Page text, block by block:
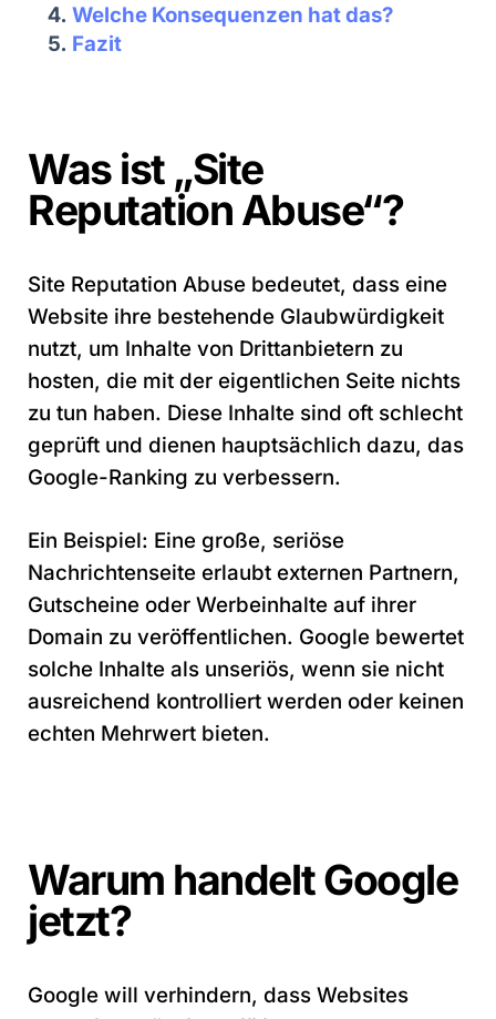
Welche Konsequenzen hat das?
Fazit
Was ist „Site
Reputation Abuse“?
Site Reputation Abuse bedeutet, dass eine
Website ihre bestehende Glaubwürdigkeit
nutzt, um Inhalte von Drittanbietern zu
hosten, die mit der eigentlichen Seite nichts
zu tun haben. Diese Inhalte sind oft schlecht
geprüft und dienen hauptsächlich dazu, das
Google-Ranking zu verbessern.
Ein Beispiel: Eine große, seriöse
Nachrichtenseite erlaubt externen Partnern,
Gutscheine oder Werbeinhalte auf ihrer
Domain zu veröffentlichen. Google bewertet
solche Inhalte als unseriös, wenn sie nicht
ausreichend kontrolliert werden oder keinen
echten Mehrwert bieten.
Warum handelt Google
jetzt?
Google will verhindern, dass Websites